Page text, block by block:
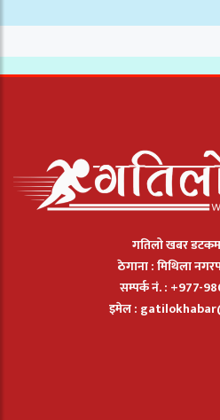
गतिलो खबर
ठेगाना : मिथिला
सम्पर्क नं. : +977-
इमेल :